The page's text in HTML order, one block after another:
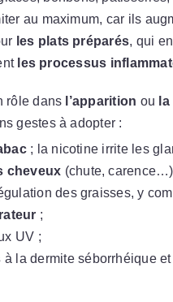
au maximum, car ils
les plats préparés, qui
les processus
rôle dans l’apparition ou
gestes à adopter :
; la nicotine irrite les
cheveux (chute,
des graisses, y
;
UV ;
à la dermite séborrhéique